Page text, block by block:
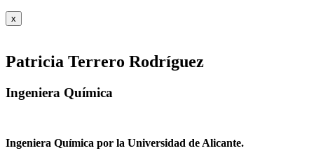
x
Patricia Terrero Rodríguez
Ingeniera Química
Ingeniera Química por la Universidad de Alicante.